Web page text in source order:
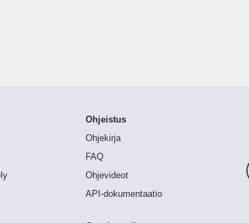
Ohjeistus
Ohjekirja
FAQ
Ohjevideot
API-dokumentaatio